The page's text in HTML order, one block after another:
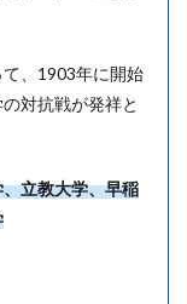
、1903年に開始
対抗戦が発祥と
立教大学、早稲